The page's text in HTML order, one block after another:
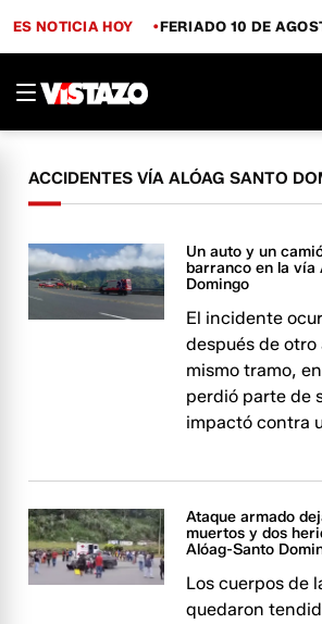
ES NOTICIA HOY FERIADO 10 DE
ACCIDENTES VÍA ALÓAG SANTO
Un auto y un
barranco en la vía
Domingo
El incidente
después de
mismo tramo,
perdió parte de
impactó contra
Ataque armado
muertos y dos
Alóag-Santo
Los cuerpos de
quedaron